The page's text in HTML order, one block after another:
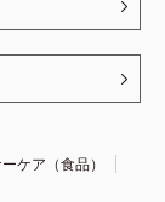
ケア（食品）